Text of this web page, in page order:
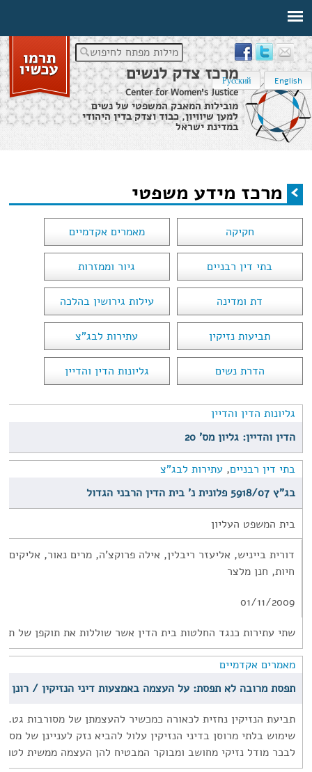
מילות מפתח לחיפוש
English
Русский
מרכז צדק לנשים
Center for Women's Justice
מובילות המאבק המשפטי של נשים
למען שיוויון, כבוד וצדק בדין היהודי
במדינת ישראל
הינך נמצא כאן
מרכז מידע משפטי
חקיקה מאמרים אקדמיים
בתי דין רבניים גיור וממזרות
דת ומדינה עילות גירושין בהלכה
תביעות נזיקין עתירות לבג"צ
הדרת נשים גליונות הדין והדיין
גליונות הדין והדיין
הדין והדיין: גליון מס' 20
בתי דין רבניים,עתירות לבג"צ
בג"ץ 5918/07 פלונית נ' בית הדין הרבני הגדול
בית המשפט העליון
דורית בייניש, אליעזר ריבלין, אילה פרוקצ'ה, מרים נאור, אליקים
חיות, חנן מלצר
01/11/2009
שתי עתירות כנגד החלטות בית הדין אשר שוללות את תוקפן של
מאמרים אקדמיים
תפסת מרובה לא תפסת: על העצמה באמצעות דיני הנזיקין / רונן
תביעת הנזיקין נחזית לכאורה כמכשיר להעצמתן של מסורבות גט.
שימוש בלתי מרוסן בדיני הנזיקין עלול להביא נזק לעניינן של
לבכר מודל נזיקי מחושב ומבוקר המבטיח להן העצמה ממשית